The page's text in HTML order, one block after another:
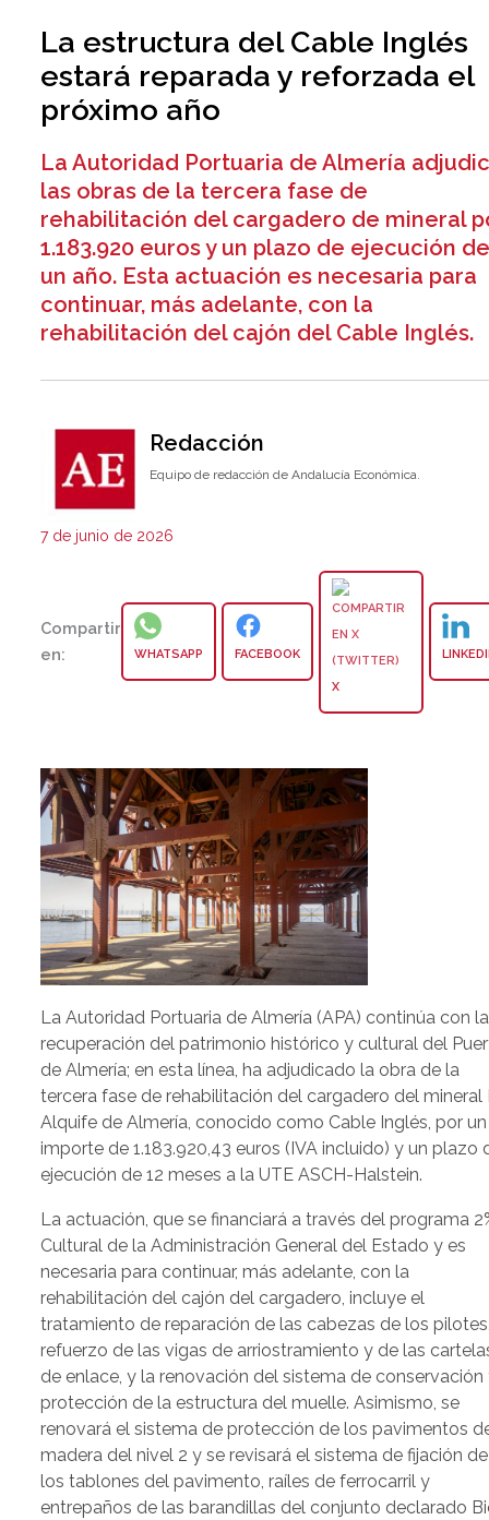
La estructura del Cable Inglés
estará reparada y reforzada el
próximo año
La Autoridad Portuaria de Almería
las obras de la tercera fase de
rehabilitación del cargadero de mineral
1.183.920 euros y un plazo de ejecución
un año. Esta actuación es necesaria para
continuar, más adelante, con la
rehabilitación del cajón del Cable Inglés.
Redacción
Equipo de redacción de Andalucía Económica.
7 de junio de 2026
Compartir
en:
WHATSAPP FACEBOOK
X
La Autoridad Portuaria de Almería (APA) continúa con la
recuperación del patrimonio histórico y cultural del
de Almería; en esta línea, ha adjudicado la obra de la
tercera fase de rehabilitación del cargadero del mineral
Alquife de Almería, conocido como Cable Inglés, por un
importe de 1.183.920,43 euros (IVA incluido) y un plazo
ejecución de 12 meses a la UTE ASCH-Halstein.
La actuación, que se financiará a través del programa
Cultural de la Administración General del Estado y es
necesaria para continuar, más adelante, con la
rehabilitación del cajón del cargadero, incluye el
tratamiento de reparación de las cabezas de los
refuerzo de las vigas de arriostramiento y de las
de enlace, y la renovación del sistema de conservación
protección de la estructura del muelle. Asimismo, se
renovará el sistema de protección de los pavimentos
madera del nivel 2 y se revisará el sistema de fijación de
los tablones del pavimento, raíles de ferrocarril y
entrepaños de las barandillas del conjunto declarado